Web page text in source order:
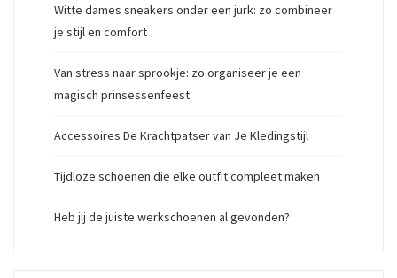
Witte dames sneakers onder een jurk: zo combineer
je stijl en comfort
Van stress naar sprookje: zo organiseer je een
magisch prinsessenfeest
Accessoires De Krachtpatser van Je Kledingstijl
Tijdloze schoenen die elke outfit compleet maken
Heb jij de juiste werkschoenen al gevonden?